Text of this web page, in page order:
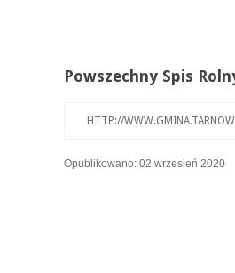
Powszechny Spis
HTTP://
Opublikowano: 02 wrzesień 2020